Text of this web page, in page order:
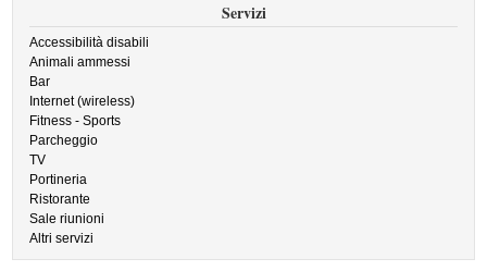
Servizi
Accessibilità disabili
Animali ammessi
Bar
Internet (wireless)
Fitness - Sports
Parcheggio
TV
Portineria
Ristorante
Sale riunioni
Altri servizi